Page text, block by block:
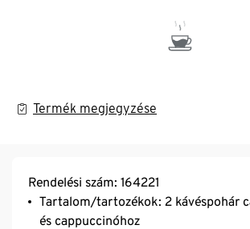
Termék megjegyzése
Rendelési szám: 164221
Tartalom/tartozékok: 2 kávéspohár
és cappuccinóhoz